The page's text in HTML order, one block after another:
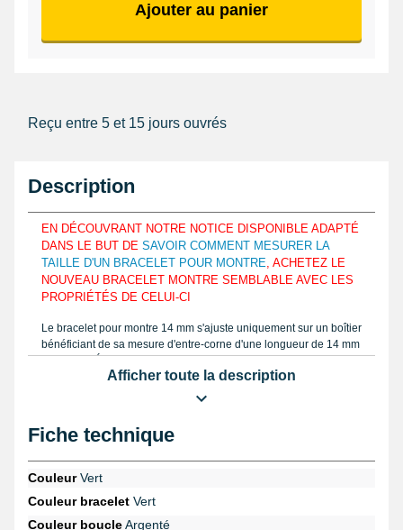
Ajouter au panier
Reçu entre 5 et 15 jours ouvrés
Description
EN DÉCOUVRANT NOTRE NOTICE DISPONIBLE ADAPTÉ
DANS LE BUT DE SAVOIR COMMENT MESURER LA
TAILLE D'UN BRACELET POUR MONTRE, ACHETEZ LE
NOUVEAU BRACELET MONTRE SEMBLABLE AVEC LES
PROPRIÉTÉS DE CELUI-CI
Le bracelet pour montre 14 mm s'ajuste uniquement sur un boîtier
bénéficiant de sa mesure d'entre-corne d'une longueur de 14 mm
est employé dans le but de s'assortir aux courbes du poignet et
d'élégamment le mettre. Si vous décidez de mesurer la proportion
avec un
pied à coulisse à lecture numérique
notre tutoriel écrit consultable gratuitement sur My-Montre. Cet
article de réparation montre 14 mm est réalisé avec du cuir
véritable affichant la boucle ardillon.
Ce bracelet est à régler avec un boîtier de montre grâce à une
pompe montre. Retirez un vieux bracelet abîmé en utilisant le
Afficher toute la description
Fiche technique
CouleurVert
Couleur bracelet Vert
Couleur boucleArgenté